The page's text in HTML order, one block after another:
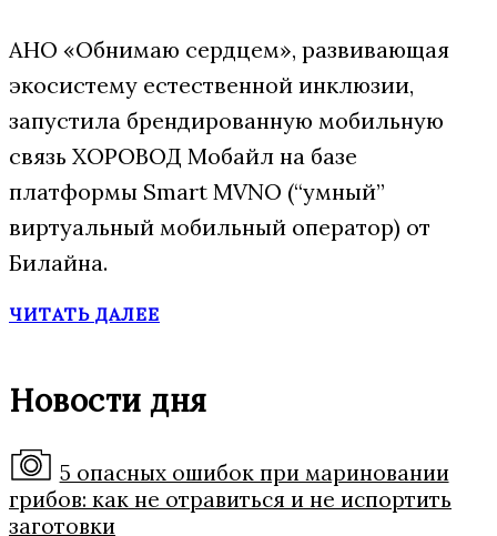
АНО «Обнимаю сердцем», развивающая
экосистему естественной инклюзии,
запустила брендированную мобильную
связь ХОРОВОД Мобайл на базе
платформы Smart MVNO (“умный”
виртуальный мобильный оператор) от
Билайна.
ЧИТАТЬ ДАЛЕЕ
Новости дня
5 опасных ошибок при мариновании
грибов: как не отравиться и не испортить
заготовки